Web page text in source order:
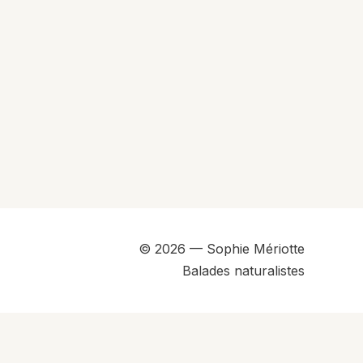
© 2026 — Sophie Mériotte
Balades naturalistes